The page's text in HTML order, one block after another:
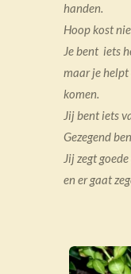
handen.
Hoop kost
Je bent iets
maar je helpt
komen.
Jij bent iets
Gezegend
Jij zegt
en er gaat